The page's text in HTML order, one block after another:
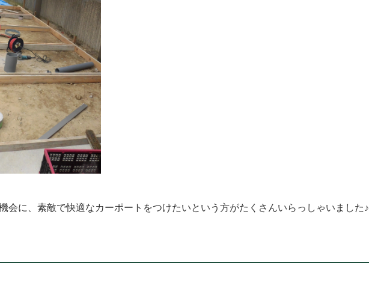
会に、素敵で快適なカーポートをつけたいという方がたくさんいらっしゃいました♪